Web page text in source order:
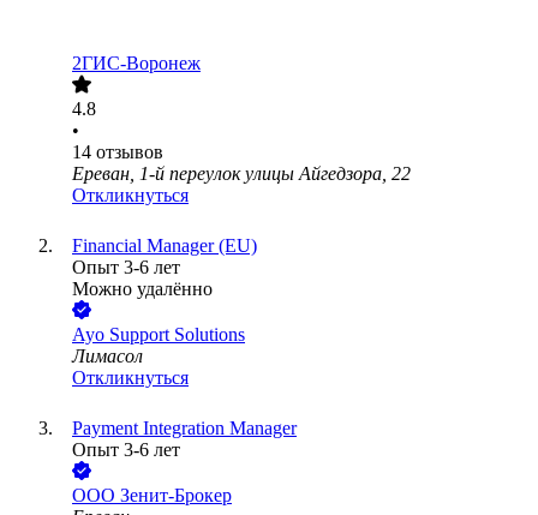
2ГИС-Воронеж
4.8
•
14 отзывов
Ереван, 1-й переулок улицы Айгедзора, 22
Откликнуться
Financial Manager (EU)
Опыт 3-6 лет
Можно удалённо
Ayo Support Solutions
Лимасол
Откликнуться
Payment Integration Manager
Опыт 3-6 лет
ООО Зенит-Брокер